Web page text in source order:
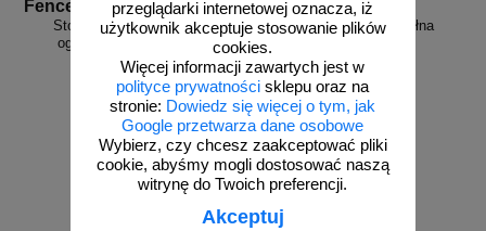
przeglądarki internetowej oznacza, iż
użytkownik akceptuje stosowanie plików
cookies.
Więcej informacji zawartych jest w
polityce prywatności sklepu oraz na
stronie: Dowiedz się więcej o tym, jak
Google przetwarza dane osobowe
Wybierz, czy chcesz zaakceptować pliki
cookie, abyśmy mogli dostosować naszą
witrynę do Twoich preferencji.
Akceptuj
Fence Base PCV
Stopa podstawa PCV pod
ogrodzenie tymczasowe
Fence Gate P
Brama tymczasowa pełna